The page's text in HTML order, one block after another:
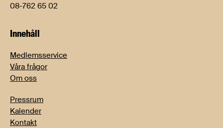
08-762 65 02
Innehåll
Medlemsservice
Våra frågor
Om oss
Pressrum
Kalender
Kontakt